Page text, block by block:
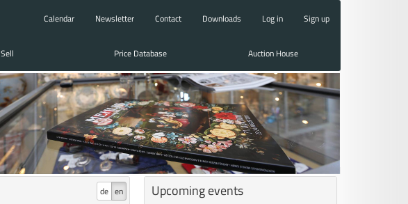
Calendar Newsletter Contact Downloads Log in Sign up
Sell Price Database Auction House
de en Upcoming events